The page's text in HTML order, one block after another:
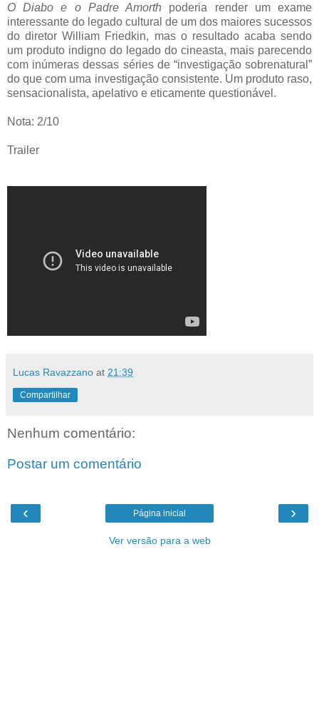
O Diabo e o Padre Amorth poderia render um exame
interessante do legado cultural de um dos maiores sucessos
do diretor William Friedkin, mas o resultado acaba sendo
um produto indigno do legado do cineasta, mais parecendo
com inúmeras dessas séries de “investigação sobrenatural”
do que com uma investigação consistente. Um produto raso,
sensacionalista, apelativo e eticamente questionável.
Nota: 2/10
Trailer
Lucas Ravazzano at 21:39
Compartilhar
Nenhum comentário:
Postar um comentário
‹ ›
Página inicial
Ver versão para a web